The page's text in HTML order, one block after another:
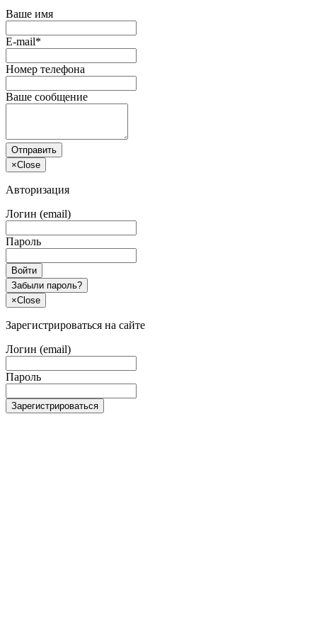
Ваше имя
E-mail*
Номер телефона
Ваше сообщение
Отправить
×Close
Авторизация
Логин (email)
Пароль
Войти
Забыли пароль?
×Close
Зарегистрироваться на сайте
Логин (email)
Пароль
Зарегистрироваться